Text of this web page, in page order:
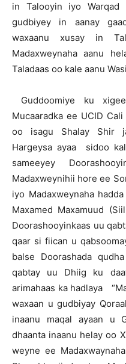
in Talooyin iyo Warqad
gudbiyey in aanay
waxaanu xusay in
Madaxweynaha aanu
Taladaas oo kale aanu
Guddoomiye ku
Mucaaradka ee UCID
oo isagu Shalay Shir
Hargeysa ayaa sidoo
sameeyey
Madaxweynihii hore ee
iyo Madaxweynaha
Maxamed Maxamuud
Doorashooyinkaas uu
qaar si fiican u
balse Doorashada
qabtay uu Dhiig ku
arimahaas ka hadlaya
waxaan u gudbiyay
inaanu maqal ayaan u
dhaanta inaanu helay oo
weyne ee